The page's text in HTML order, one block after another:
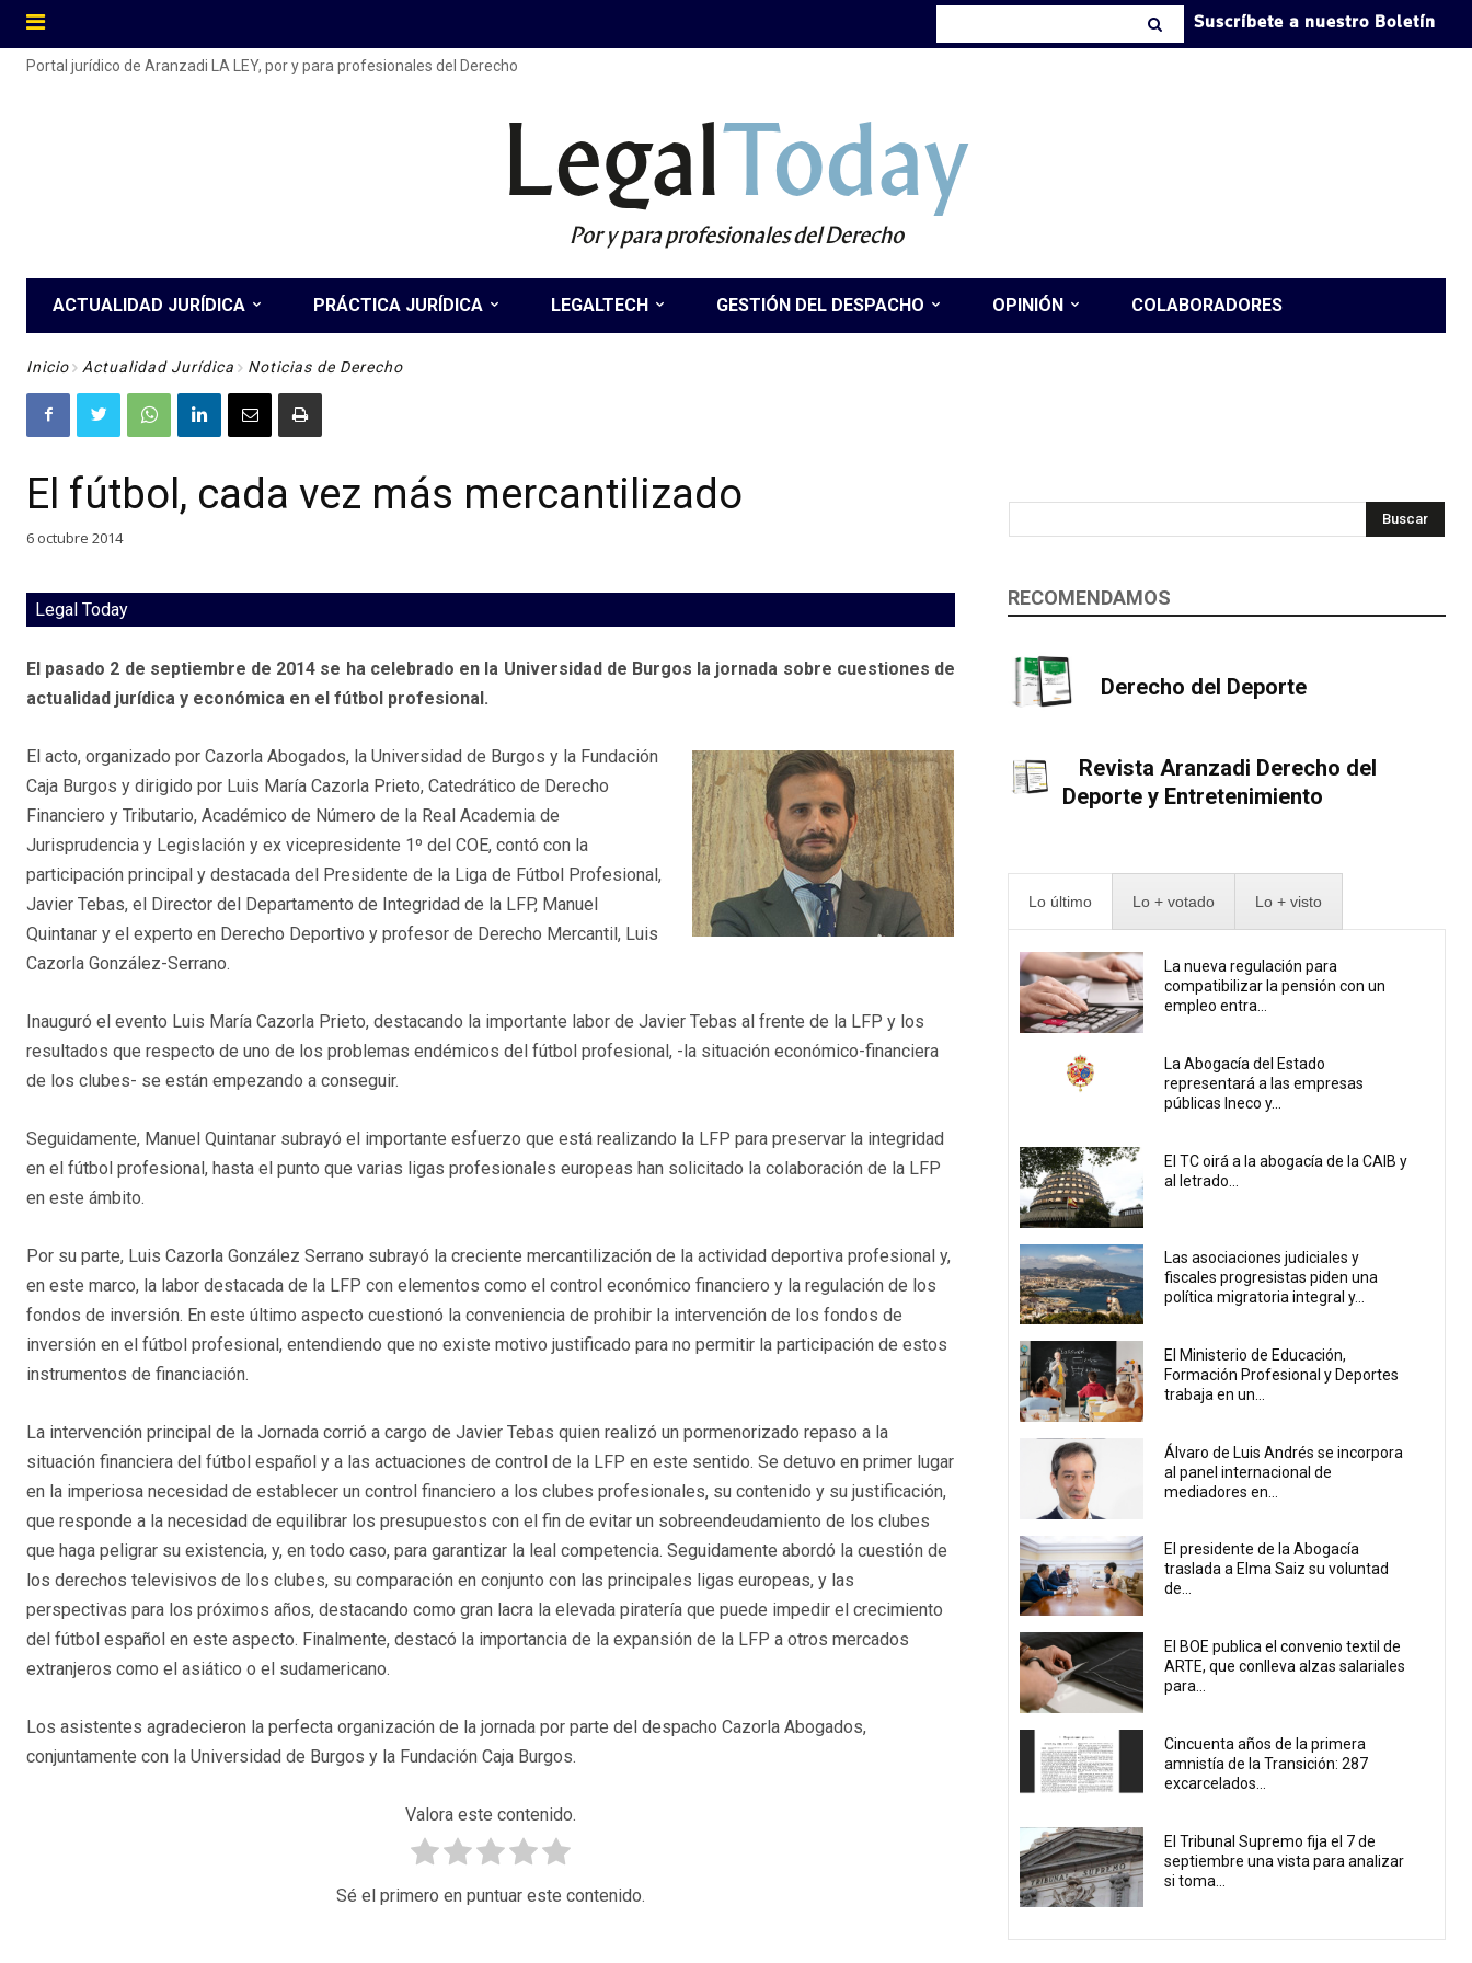
Suscríbete a nuestro Boletín
Portal jurídico de Aranzadi LA LEY, por y para profesionales del Derecho
LegalToday
Por y para profesionales del Derecho
ACTUALIDAD JURÍDICA PRÁCTICA JURÍDICA LEGALTECH GESTIÓN DEL DESPACHO OPINIÓN COLABORADORES
Inicio Actualidad Jurídica Noticias de Derecho
El fútbol, cada vez más mercantilizado
6 octubre 2014
Legal Today
El pasado 2 de septiembre de 2014 se ha celebrado en la Universidad de Burgos la jornada sobre cuestiones de
actualidad jurídica y económica en el fútbol profesional.
El acto, organizado por Cazorla Abogados, la Universidad de Burgos y la Fundación
Caja Burgos y dirigido por Luis María Cazorla Prieto, Catedrático de Derecho
Financiero y Tributario, Académico de Número de la Real Academia de
Jurisprudencia y Legislación y ex vicepresidente 1º del COE, contó con la
participación principal y destacada del Presidente de la Liga de Fútbol Profesional,
Javier Tebas, el Director del Departamento de Integridad de la LFP, Manuel
Quintanar y el experto en Derecho Deportivo y profesor de Derecho Mercantil, Luis
Cazorla González-Serrano.
Inauguró el evento Luis María Cazorla Prieto, destacando la importante labor de Javier Tebas al frente de la LFP y los
resultados que respecto de uno de los problemas endémicos del fútbol profesional, -la situación económico-financiera
de los clubes- se están empezando a conseguir.
Seguidamente, Manuel Quintanar subrayó el importante esfuerzo que está realizando la LFP para preservar la integridad
en el fútbol profesional, hasta el punto que varias ligas profesionales europeas han solicitado la colaboración de la LFP
en este ámbito.
Por su parte, Luis Cazorla González Serrano subrayó la creciente mercantilización de la actividad deportiva profesional y,
en este marco, la labor destacada de la LFP con elementos como el control económico financiero y la regulación de los
fondos de inversión. En este último aspecto cuestionó la conveniencia de prohibir la intervención de los fondos de
inversión en el fútbol profesional, entendiendo que no existe motivo justificado para no permitir la participación de estos
instrumentos de financiación.
La intervención principal de la Jornada corrió a cargo de Javier Tebas quien realizó un pormenorizado repaso a la
situación financiera del fútbol español y a las actuaciones de control de la LFP en este sentido. Se detuvo en primer lugar
en la imperiosa necesidad de establecer un control financiero a los clubes profesionales, su contenido y su justificación,
que responde a la necesidad de equilibrar los presupuestos con el fin de evitar un sobreendeudamiento de los clubes
que haga peligrar su existencia, y, en todo caso, para garantizar la leal competencia. Seguidamente abordó la cuestión de
los derechos televisivos de los clubes, su comparación en conjunto con las principales ligas europeas, y las
perspectivas para los próximos años, destacando como gran lacra la elevada piratería que puede impedir el crecimiento
del fútbol español en este aspecto. Finalmente, destacó la importancia de la expansión de la LFP a otros mercados
extranjeros como el asiático o el sudamericano.
Los asistentes agradecieron la perfecta organización de la jornada por parte del despacho Cazorla Abogados,
conjuntamente con la Universidad de Burgos y la Fundación Caja Burgos.
Valora este contenido.
Sé el primero en puntuar este contenido.
Buscar
RECOMENDAMOS
Derecho del Deporte
Revista Aranzadi Derecho del
Deporte y Entretenimiento
Lo último Lo + votado Lo + visto
La nueva regulación para
compatibilizar la pensión con un
empleo entra...
La Abogacía del Estado
representará a las empresas
públicas Ineco y...
El TC oirá a la abogacía de la CAIB y
al letrado...
Las asociaciones judiciales y
fiscales progresistas piden una
política migratoria integral y...
El Ministerio de Educación,
Formación Profesional y Deportes
trabaja en un...
Álvaro de Luis Andrés se incorpora
al panel internacional de
mediadores en...
El presidente de la Abogacía
traslada a Elma Saiz su voluntad
de...
El BOE publica el convenio textil de
ARTE, que conlleva alzas salariales
para...
Cincuenta años de la primera
amnistía de la Transición: 287
excarcelados...
El Tribunal Supremo fija el 7 de
septiembre una vista para analizar
si toma...